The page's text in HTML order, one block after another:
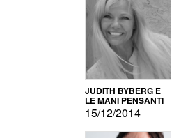
JUDITH BYBERG E
LE MANI PENSANTI
15/12/2014